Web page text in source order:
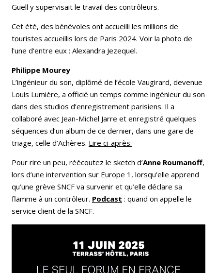
Guell y supervisait le travail des contrôleurs.
Cet été, des bénévoles ont accueilli les millions de
touristes accueillis lors de Paris 2024. Voir la photo de
l'une d'entre eux : Alexandra Jezequel.
Philippe Mourey
L’ingénieur du son, diplômé de l’école Vaugirard, devenue
Louis Lumière, a officié un temps comme ingénieur du son
dans des studios d’enregistrement parisiens. Il a
collaboré avec Jean-Michel Jarre et enregistré quelques
séquences d’un album de ce dernier, dans une gare de
triage, celle d’Achères. Lire ci-après.
Pour rire un peu, réécoutez le sketch d’Anne Roumanoff,
lors d’une intervention sur Europe 1, lorsqu’elle apprend
qu’une grève SNCF va survenir et qu’elle déclare sa
flamme à un contrôleur. Podcast : quand on appelle le
service client de la SNCF.